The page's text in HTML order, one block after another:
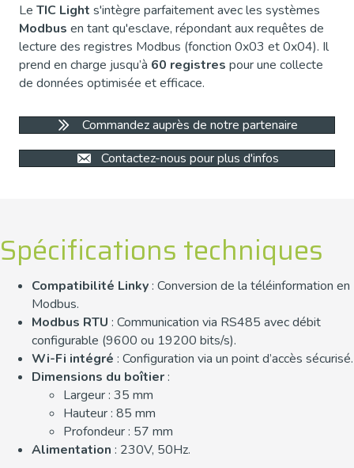
Le TIC Light s'intègre parfaitement avec les systèmes
Modbus en tant qu'esclave, répondant aux requêtes de
lecture des registres Modbus (fonction 0x03 et 0x04). Il
prend en charge jusqu’à 60 registres pour une collecte
de données optimisée et efficace.
Commandez auprès de notre partenaire
Contactez-nous pour plus d'infos
Spécifications techniques
Compatibilité Linky: Conversion de la téléinformation en
Modbus.
Modbus RTU : Communication via RS485 avec débit
configurable (9600 ou 19200 bits/s).
Wi-Fi intégré : Configuration via un point d’accès sécurisé.
Dimensions du boîtier:
Largeur : 35 mm
Hauteur : 85 mm
Profondeur : 57 mm
Alimentation : 230V, 50Hz.